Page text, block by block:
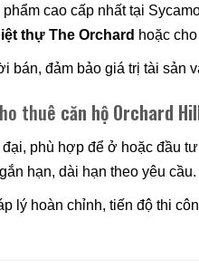
cao cấp nhất tại
thự The Orchard hoặc
bán, đảm bảo giá trị tài sản
thuê căn hộ Orchard
phù hợp để ở hoặc đầu
hạn, dài hạn theo yêu cầu.
lý hoàn chỉnh, tiến độ thi